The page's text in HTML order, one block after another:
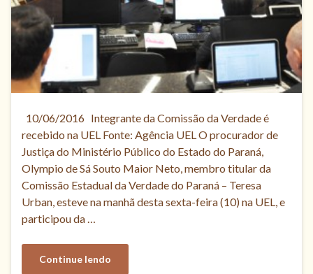
10/06/2016 Integrante da Comissão da Verdade é
recebido na UEL Fonte: Agência UEL O procurador de
Justiça do Ministério Público do Estado do Paraná,
Olympio de Sá Souto Maior Neto, membro titular da
Comissão Estadual da Verdade do Paraná – Teresa
Urban, esteve na manhã desta sexta-feira (10) na UEL, e
participou da …
Continue lendo